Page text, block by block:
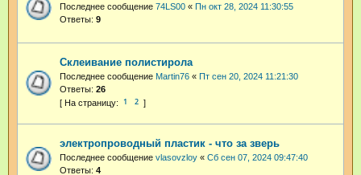
Последнее сообщение 74LS00 « Пн окт 28, 2024 11:30:55
Ответы: 9
Склеивание полистирола
Последнее сообщение Martin76 « Пт сен 20, 2024 11:21:30
Ответы: 26
1 2
электропроводный пластик - что за зверь
Последнее сообщение vlasovzloy « Сб сен 07, 2024 09:47:40
Ответы: 4